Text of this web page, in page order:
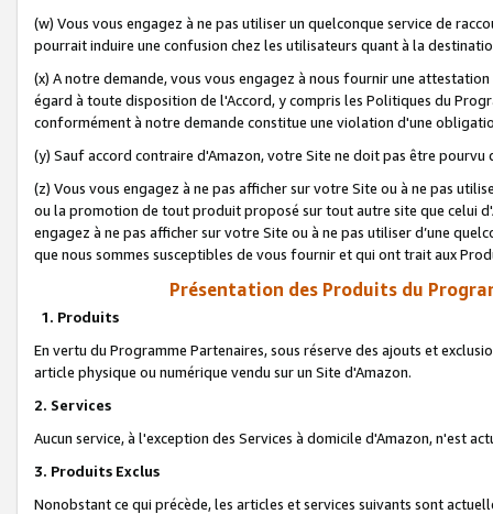
(w) Vous vous engagez à ne pas utiliser un quelconque service de
pourrait induire une confusion chez les utilisateurs quant à la
(x) A notre demande, vous vous engagez à nous fournir une
égard à toute disposition de l'Accord, y compris les Politiques du
conformément à notre demande constitue une violation d'une
(y) Sauf accord contraire d'Amazon, votre Site ne doit pas être
(z) Vous vous engagez à ne pas afficher sur votre Site ou à ne pas
ou la promotion de tout produit proposé sur tout autre site que celui
engagez à ne pas afficher sur votre Site ou à ne pas utiliser d’une
que nous sommes susceptibles de vous fournir et qui ont trait aux
Présentation des Produits du
1. Produits
En vertu du Programme Partenaires, sous réserve des ajouts et
article physique ou numérique vendu sur un Site d'Amazon.
2. Services
Aucun service, à l'exception des Services à domicile d'Amazon, n'est
3. Produits Exclus
Nonobstant ce qui précède, les articles et services suivants sont